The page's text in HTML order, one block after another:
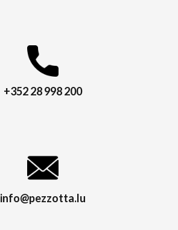
+352 28 998 200
info@pezzotta.lu